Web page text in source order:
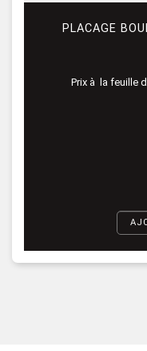
PLACAGE
Prix à la feuille